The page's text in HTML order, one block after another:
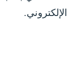
الإلكتروني.